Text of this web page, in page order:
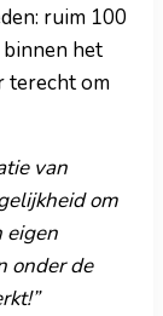
ruim 100
het
terecht om
van
om
eigen
onder de